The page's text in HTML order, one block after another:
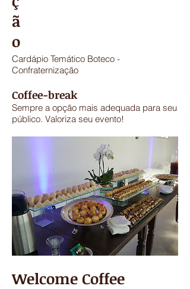
ã
o
Cardápio Temático Boteco -
Confraternização
Coffee-break
Sempre a opção mais adequada para seu
público. Valoriza seu evento!
Welcome Coffee